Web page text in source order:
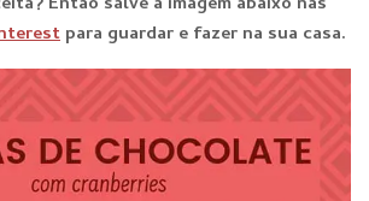
para guardar e fazer na sua casa.